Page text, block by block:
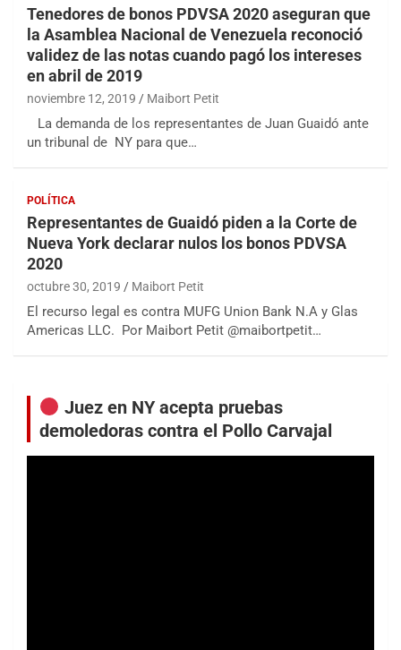
Tenedores de bonos PDVSA 2020 aseguran que
la Asamblea Nacional de Venezuela reconoció
validez de las notas cuando pagó los intereses
en abril de 2019
noviembre 12, 2019 Maibort Petit
La demanda de los representantes de Juan Guaidó ante
un tribunal de NY para que…
POLÍTICA
Representantes de Guaidó piden a la Corte de
Nueva York declarar nulos los bonos PDVSA
2020
octubre 30, 2019 Maibort Petit
El recurso legal es contra MUFG Union Bank N.A y Glas
Americas LLC. Por Maibort Petit @maibortpetit…
Juez en NY acepta pruebas
demoledoras contra el Pollo Carvajal